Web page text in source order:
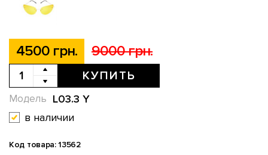
4500 грн. 9000 грн.
КУПИТЬ
L03.3 Y
Модель
в наличии
Код товара: 13562